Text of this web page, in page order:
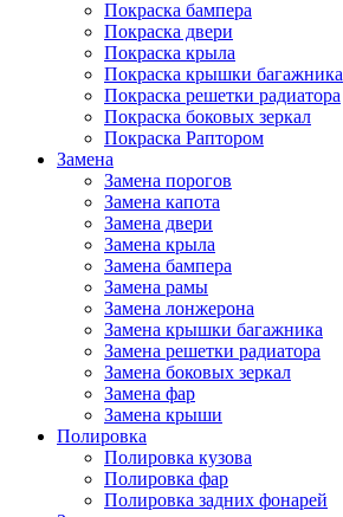
Покраска бампера
Покраска двери
Покраска крыла
Покраска крышки багажника
Покраска решетки радиатора
Покраска боковых зеркал
Покраска Раптором
Замена
Замена порогов
Замена капота
Замена двери
Замена крыла
Замена бампера
Замена рамы
Замена лонжерона
Замена крышки багажника
Замена решетки радиатора
Замена боковых зеркал
Замена фар
Замена крыши
Полировка
Полировка кузова
Полировка фар
Полировка задних фонарей